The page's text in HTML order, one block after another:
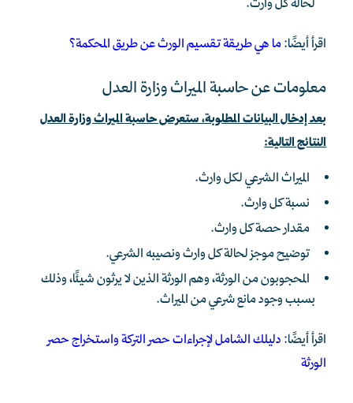
لحالة كل وارث.
اقرأ أيضًا:ما هي طريقة تقسيم الورث عن طريق المحكمة؟
معلومات عن حاسبة الميراث وزارة العدل
بعد إدخال البيانات المطلوبة، ستعرض حاسبة الميراث وزارة العدل
النتائج التالية:
الميراث الشرعي لكل وارث.
نسبة كل وارث.
مقدار حصة كل وارث.
توضيح موجز لحالة كل وارث ونصيبه الشرعي.
المحجوبون من الورثة، وهم الورثة الذين لا يرثون شيئًا، وذلك
بسبب وجود مانع شرعي من الميراث.
اقرأ أيضًا: دليلك الشامل لإجراءات حصر التركة واستخراج حصر
الورثة